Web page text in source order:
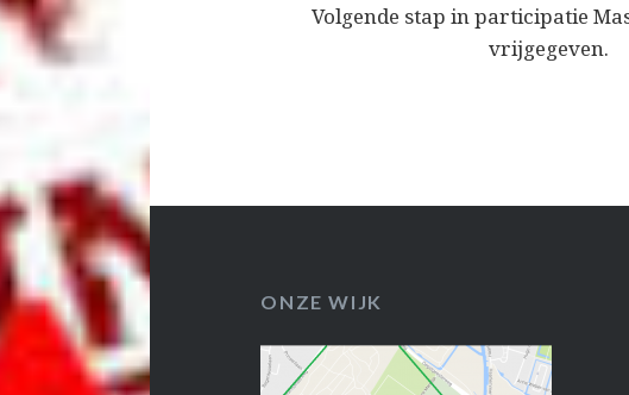
Volgende stap in participatie
vrijgegeven.
ONZE WIJK